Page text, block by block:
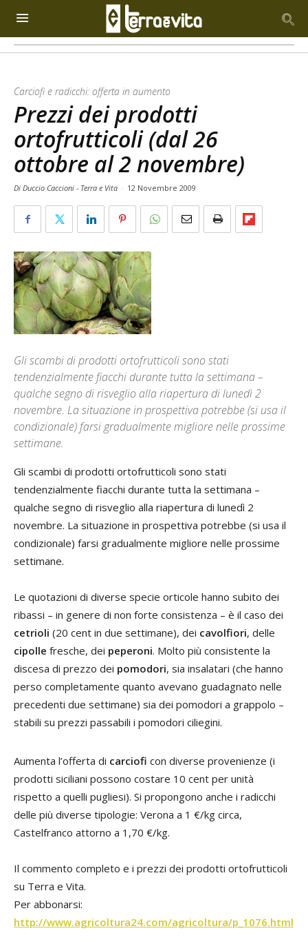
Carciofi e radicchi: offerta in aumento
Prezzi dei prodotti
ortofrutticoli (dal 26
ottobre al 2 novembre)
Di Duccio Caccioni - Terra e Vita - 12 Novembre 2009
Gli scambi di prodotti ortofrutticoli sono stati
tendenzialmente fiacchi durante tutta la settimana –
qualche segno di risveglio alla riapertura di lunedì 2
novembre. La situazione in prospettiva potrebbe (si usa il
condizionale) farsi gradualmente migliore nelle prossime
settimane.
Gli scambi di prodotti ortofrutticoli sono stati
tendenzialmente fiacchi durante tutta la settimana –
qualche segno di risveglio alla riapertura di lunedì 2
novembre. La situazione in prospettiva potrebbe (si usa il
condizionale) farsi gradualmente migliore nelle prossime
settimane.
Le quotazioni di diverse specie orticole hanno subito dei
ribassi – in genere di non forte consistenza – è il caso dei
cetrioli (20 cent in due settimane), dei cavolfiori, delle
cipolle fresche, dei peperoni. Molto più consistente la
discesa di prezzo dei pomodori, sia insalatari (che hanno
perso completamente quanto avevano guadagnato nelle
precedenti due settimane) sia dei pomodori a grappolo –
stabili su prezzi passabili i pomodori ciliegini.
Aumenta l’offerta di carciofi con diverse provenienze (i
prodotti siciliani possono costare 10 cent per unità
rispetto a quelli pugliesi). Si propongono anche i radicchi
delle più diverse tipologie: Verona a 1 €/kg circa,
Castelfranco attorno a 1,70 €/kg.
Il commento completo e i prezzi dei prodotti ortofrutticoli
su Terra e Vita.
Per abbonarsi:
http://www.agricoltura24.com/agricoltura/p_1076.html